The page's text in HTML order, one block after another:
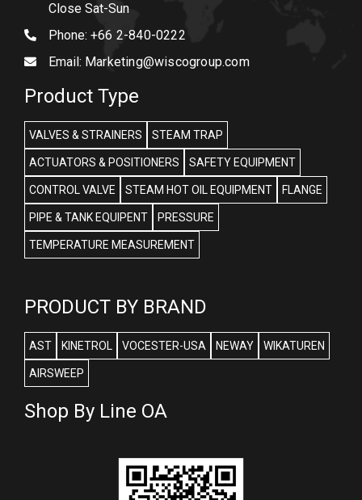
Close Sat-Sun
Phone: +66 2-840-0222
Email: Marketing@wiscogroup.com
Product Type
VALVES & STRAINERS STEAM TRAP
ACTUATORS & POSITIONERS SAFETY EQUIPMENT
CONTROL VALVE STEAM HOT OIL EQUIPMENT FLANGE
PIPE & TANK EQUIPENT PRESSURE
TEMPERATURE MEASUREMENT
PRODUCT BY BRAND
AST KINETROL VOCESTER-USA NEWAY WIKATUREN
AIRSWEEP
Shop By Line OA